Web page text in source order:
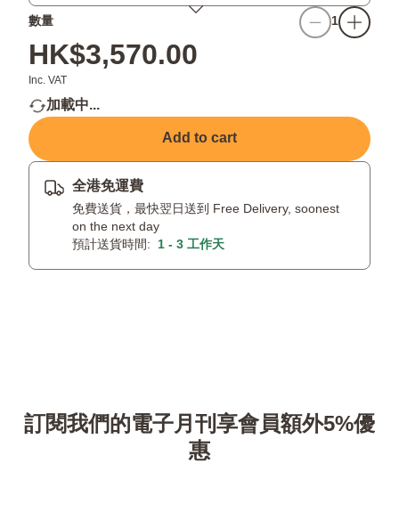
數量 1
HK$3,570.00
Inc. VAT
加載中...
Add to cart
全港免運費
免費送貨，最快翌日送到 Free Delivery, soonest
on the next day
預計送貨時間: 1 - 3 工作天
訂閱我們的電子月刊享會員額外5%優
惠